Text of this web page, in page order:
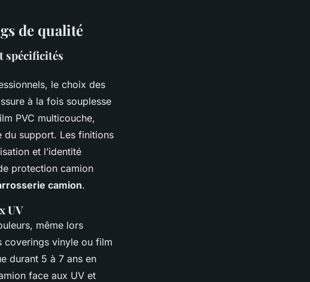
de qualité
spécificités
le choix des
à la fois souplesse
PVC multicouche,
du support. Les finitions
et l’identité
protection camion
camion.
UV
même lors
coverings vinyle ou film
durant 5 à 7 ans en
face aux UV et